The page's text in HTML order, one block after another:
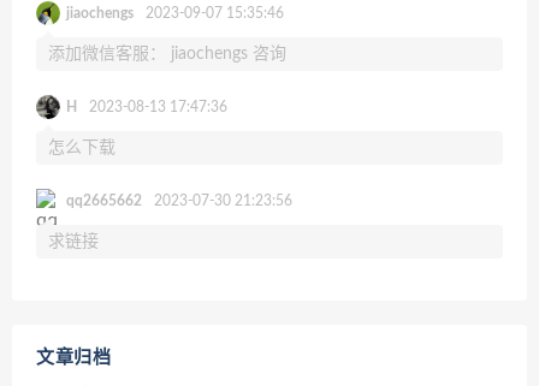
jiaochengs 2023-09-07 15:35:46
添加微信客服： jiaochengs 咨询
H 2023-08-13 17:47:36
怎么下载
qq2665662 2023-07-30 21:23:56
求链接
文章归档